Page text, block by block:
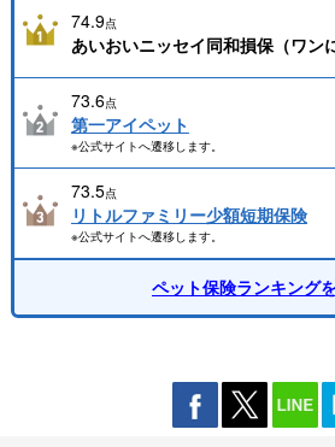
74.9点
あいおいニッセイ同和損保（ワン
73.6点
第一アイペット
※公式サイトへ遷移します。
73.5点
リトルファミリー少額短期保険
※公式サイトへ遷移します。
ペット保険ランキング